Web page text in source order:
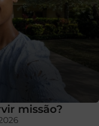
missão?